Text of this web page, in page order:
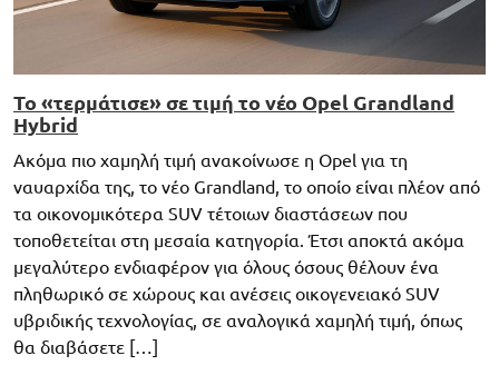
Το «τερμάτισε» σε τιμή το νέο Opel Grandland
Hybrid
Ακόμα πιο χαμηλή τιμή ανακοίνωσε η Opel για τη
ναυαρχίδα της, το νέο Grandland, το οποίο είναι πλέον από
τα οικονομικότερα SUV τέτοιων διαστάσεων που
τοποθετείται στη μεσαία κατηγορία. Έτσι αποκτά ακόμα
μεγαλύτερο ενδιαφέρον για όλους όσους θέλουν ένα
πληθωρικό σε χώρους και ανέσεις οικογενειακό SUV
υβριδικής τεχνολογίας, σε αναλογικά χαμηλή τιμή, όπως
θα διαβάσετε […]